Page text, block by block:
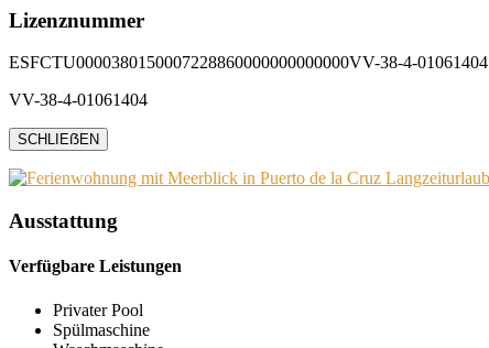
Lizenznummer
ESFCTU0000380150007228860000000000000VV-38-4-01061404
VV-38-4-01061404
SCHLIEẞEN
Ausstattung
Verfügbare Leistungen
Privater Pool
Spülmaschine